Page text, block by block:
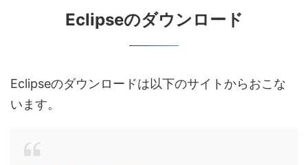
Eclipseのダウンロード
Eclipseのダウンロードは以下のサイトからおこな
います。